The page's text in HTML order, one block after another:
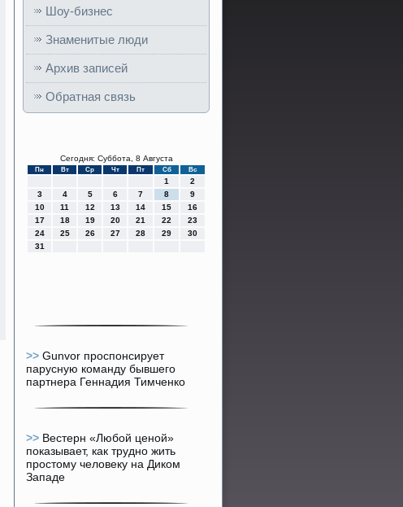
Шоу-бизнес
Знаменитые люди
Архив записей
Обратная связь
Сегодня: Суббота, 8 Августа
Пн Вт Ср Чт Пт Сб Вс
1
2
3
4 5 6 7 8
9
10
11 12 13 14 15
16
17
18 19 20 21 22
23
24
25 26 27 28 29
30
31
>> Gunvor проспонсирует
парусную команду бывшего
партнера Геннадия Тимченко
>> Вестерн «Любой ценой»
показывает, как трудно жить
простому человеку на Диком
Западе